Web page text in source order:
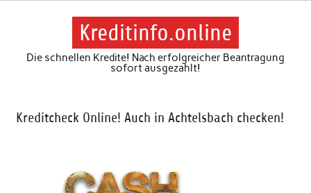
Skip
Kreditinfo.online
Die schnellen Kredite! Nach erfolgreicher Beantragung
sofort ausgezahlt!
Kreditcheck Online! Auch in Achtelsbach checken!